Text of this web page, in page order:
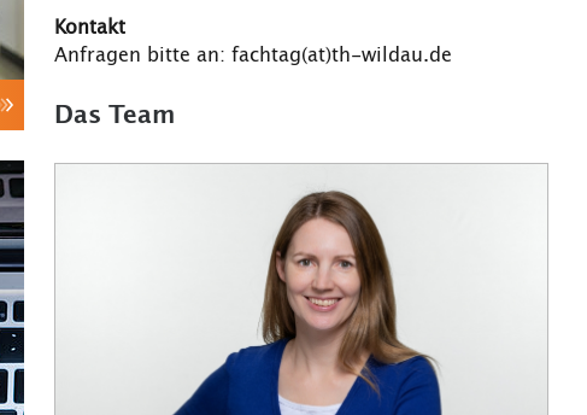
Kontakt
Anfragen bitte an: fachtag(at)th-wildau.de
Das Team